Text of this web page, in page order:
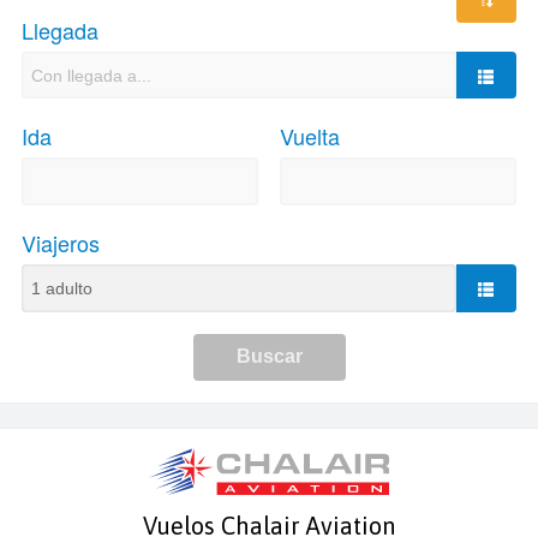
Vuelos Chalair Aviation